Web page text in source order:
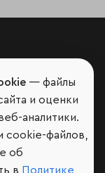
— файлы
и оценки
аналитики.
cookie-файлов,
об
в Политике